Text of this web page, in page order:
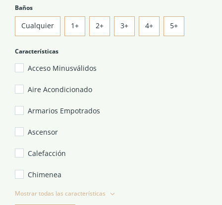
Baños
Cualquier 1+ 2+ 3+ 4+ 5+
Características
Acceso Minusválidos
Aire Acondicionado
Armarios Empotrados
Ascensor
Calefacción
Chimenea
Mostrar todas las características